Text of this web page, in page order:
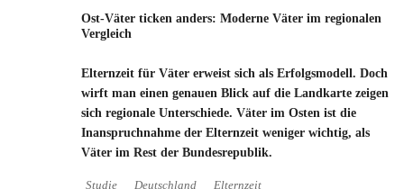
Ost-Väter ticken anders: Moderne Väter im regionalen
Vergleich
Elternzeit für Väter erweist sich als Erfolgsmodell. Doch
wirft man einen genauen Blick auf die Landkarte zeigen
sich regionale Unterschiede. Väter im Osten ist die
Inanspruchnahme der Elternzeit weniger wichtig, als
Väter im Rest der Bundesrepublik.
Studie Deutschland
Elternzeit